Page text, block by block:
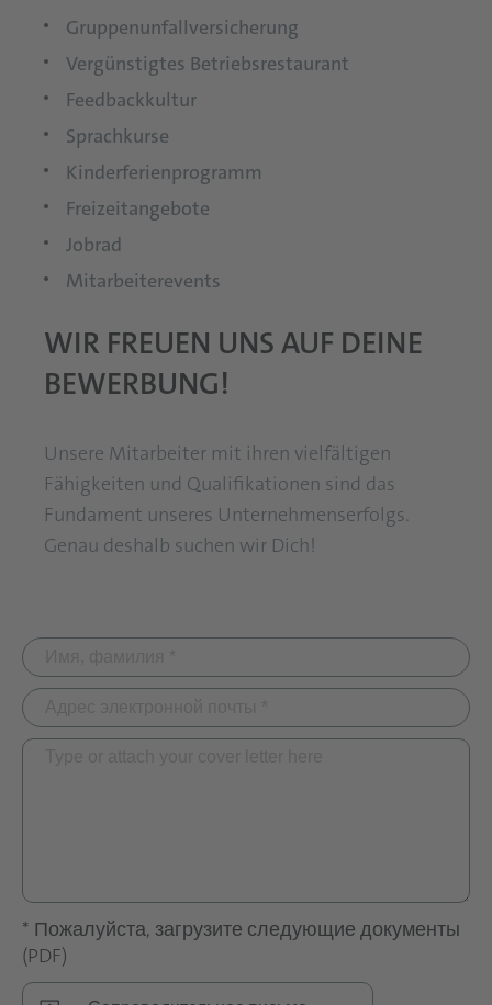
Gruppenunfallversicherung
Vergünstigtes Betriebsrestaurant
Feedbackkultur
Sprachkurse
Kinderferienprogramm
Freizeitangebote
Jobrad
Mitarbeiterevents
WIR FREUEN UNS AUF DEINE
BEWERBUNG!
Unsere Mitarbeiter mit ihren vielfältigen
Fähigkeiten und Qualifikationen sind das
Fundament unseres Unternehmenserfolgs.
Genau deshalb suchen wir Dich!
* Пожалуйста, загрузите следующие документы
(PDF)